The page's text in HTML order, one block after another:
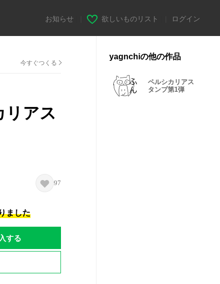
お知らせ 欲しいものリスト ログイン
今すぐつくる
リアス
97
ました
する
yagnchiの他の作品
ペルシカリアス
タンプ第1弾